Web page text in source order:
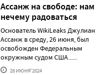
Ассанж на свободе: нам
нечему радоваться
Основатель WikiLeaks Джулиан
Ассанж в среду, 26 июня, был
освобожден Федеральным
окружным судом США......
28 ИЮНЯ'2024